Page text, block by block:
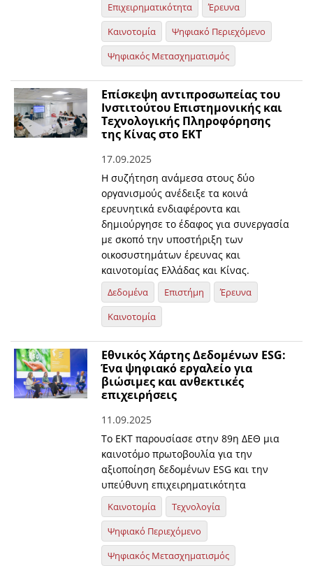
Επιχειρηματικότητα
Έρευνα
Καινοτομία
Ψηφιακό Περιεχόμενο
Ψηφιακός Μετασχηματισμός
Επίσκεψη αντιπροσωπείας του
Ινστιτούτου Επιστημονικής και
Τεχνολογικής Πληροφόρησης
της Κίνας στο ΕΚΤ
17.09.2025
Η συζήτηση ανάμεσα στους δύο
οργανισμούς ανέδειξε τα κοινά
ερευνητικά ενδιαφέροντα και
δημιούργησε το έδαφος για συνεργασία
με σκοπό την υποστήριξη των
οικοσυστημάτων έρευνας και
καινοτομίας Ελλάδας και Κίνας.
Δεδομένα Επιστήμη
Έρευνα
Καινοτομία
Εθνικός Χάρτης Δεδομένων ESG:
Ένα ψηφιακό εργαλείο για
βιώσιμες και ανθεκτικές
επιχειρήσεις
11.09.2025
Το ΕΚΤ παρουσίασε στην 89η ΔΕΘ μια
καινοτόμο πρωτοβουλία για την
αξιοποίηση δεδομένων ESG και την
υπεύθυνη επιχειρηματικότητα
Καινοτομία
Τεχνολογία
Ψηφιακό Περιεχόμενο
Ψηφιακός Μετασχηματισμός